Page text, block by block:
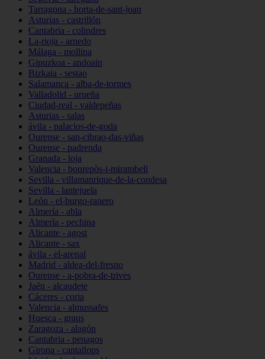
Tarragona - horta-de-sant-joan
Asturias - castrillón
Cantabria - colindres
La-rioja - arnedo
Málaga - mollina
Gipuzkoa - andoain
Bizkaia - sestao
Salamanca - alba-de-tormes
Valladolid - urueña
Ciudad-real - valdepeñas
Asturias - salas
ávila - palacios-de-goda
Ourense - san-cibrao-das-viñas
Ourense - padrenda
Granada - loja
Valencia - bonrepòs-i-mirambell
Sevilla - villamanrique-de-la-condesa
Sevilla - lantejuela
León - el-burgo-ranero
Almería - abla
Almería - pechina
Alicante - agost
Alicante - sax
ávila - el-arenal
Madrid - aldea-del-fresno
Ourense - a-pobra-de-trives
Jaén - alcaudete
Cáceres - coria
Valencia - almussafes
Huesca - graus
Zaragoza - alagón
Cantabria - penagos
Girona - cantallops